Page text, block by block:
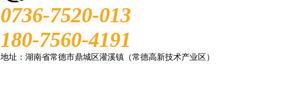
0736-7520-013
180-7560-4191
地址：湖南省常德市鼎城区灌溪镇（常德高新技术产业区）